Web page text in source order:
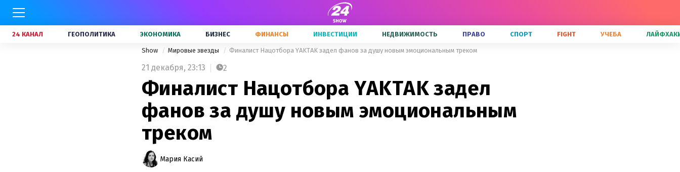
24 КАНАЛ ГЕОПОЛИТИКА ЭКОНОМИКА БИЗНЕС ФИНАНСЫ ИНВЕСТИЦИИ НЕДВИЖИМОСТЬ ПРАВО СПОРТ FIGHT УЧЕБА
Show Мировые звезды Финалист Нацотбора YAKTAK задел фанов за душу новым эмоциональным треком
21 декабря, 23:13 2
Финалист Нацотбора YAKTAK задел
фанов за душу новым эмоциональным
треком
Мария Касий